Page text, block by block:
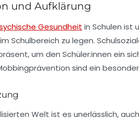
und Aufklärung
Gesundheit in Schulen ist
Schulbereich zu legen.
um den Schüler:innen ein
sind ein
Welt ist es unerlässlich,